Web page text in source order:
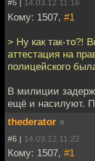
#5 | 14.03.12 11:16
Кому: 1507, #1
> Ну как так-то?!
аттестация на
полицейского
В милиции
ещё и насилуют.
thederator »
#6 | 14.03.12 11:22
Кому: 1507, #1